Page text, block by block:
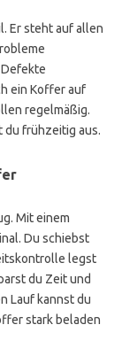
Er steht auf allen
ein Koffer auf
regelmäßig.
du frühzeitig aus.
Mit einem
Du schiebst
legst
du Zeit und
Lauf kannst du
stark beladen